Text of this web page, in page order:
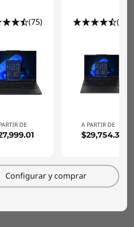
(75)
DE
(17)
A PARTIR DE
$29,754.31
Configurar y comprar